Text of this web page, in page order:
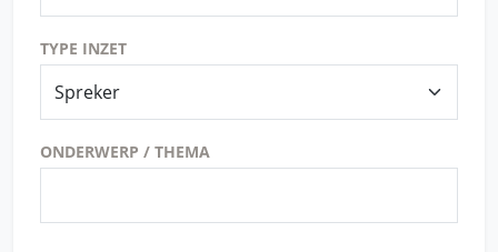
TYPE INZET
ONDERWERP / THEMA